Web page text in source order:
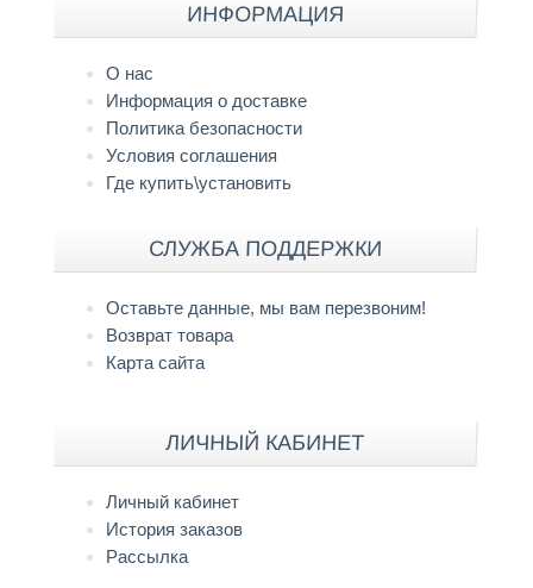
ИНФОРМАЦИЯ
О нас
Информация о доставке
Политика безопасности
Условия соглашения
Где купить\установить
СЛУЖБА ПОДДЕРЖКИ
Оставьте данные, мы вам перезвоним!
Возврат товара
Карта сайта
ЛИЧНЫЙ КАБИНЕТ
Личный кабинет
История заказов
Рассылка